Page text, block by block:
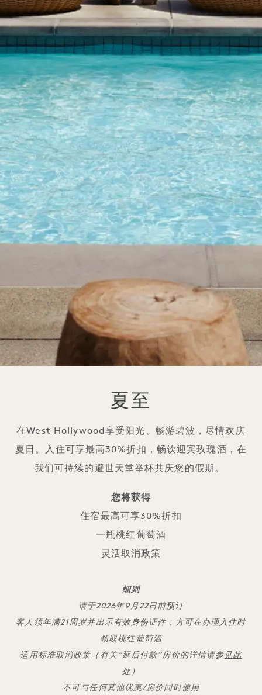
夏至
在West Hollywood享受阳光、畅游碧波，尽情欢庆
夏日。入住可享最高30%折扣，畅饮迎宾玫瑰酒，在
我们可持续的避世天堂举杯共庆您的假期。
您将获得
住宿最高可享30%折扣
一瓶桃红葡萄酒
灵活取消政策
细则
请于2026年9月22日前预订
客人须年满21周岁并出示有效身份证件，方可在办理入住时
领取桃红葡萄酒
适用标准取消政策（有关“延后付款”房价的详情请参见此
处 ）
不可与任何其他优惠/房价同时使用